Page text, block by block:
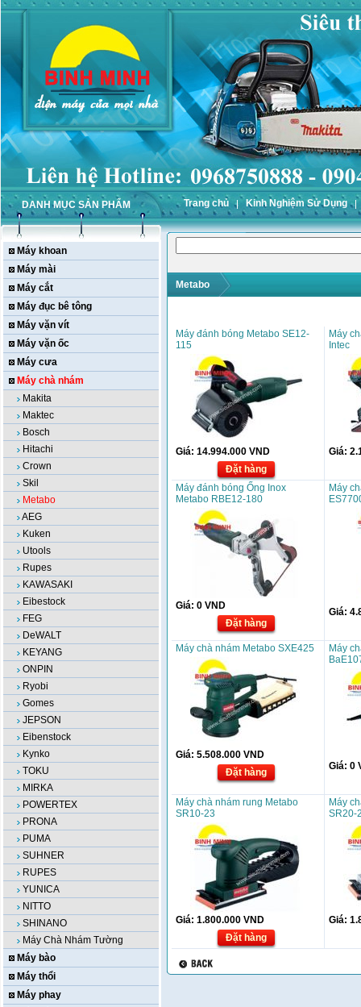
DANH MỤC SẢN PHẨM Trang chủ Kinh Nghiệm Sử Dụng
Máy khoan
Máy mài
Máy cắt
Máy đục bê tông
Máy vặn vít
Máy vặn ốc
Máy cưa
Máy chà nhám
Makita
Maktec
Bosch
Hitachi
Crown
Skil
Metabo
AEG
Kuken
Utools
Rupes
KAWASAKI
Eibestock
FEG
DeWALT
KEYANG
ONPIN
Ryobi
Gomes
JEPSON
Eibenstock
Kynko
TOKU
MIRKA
POWERTEX
PRONA
PUMA
SUHNER
RUPES
YUNICA
NITTO
SHINANO
Máy Chà Nhám Tường
Máy bào
Máy thổi
Máy phay
Metabo
Máy đánh bóng Metabo SE12-
115
Giá: 14.994.000 VND
Đặt hàng
Máy
Intec
Giá:
Máy đánh bóng Ống Inox
Metabo RBE12-180
Giá: 0 VND
Đặt hàng
Máy
Giá:
Máy chà nhám Metabo SXE425
Giá: 5.508.000 VND
Đặt hàng
Máy
Giá: 0
Máy chà nhám rung Metabo
SR10-23
Giá: 1.800.000 VND
Đặt hàng
Máy
SR20-
Giá: